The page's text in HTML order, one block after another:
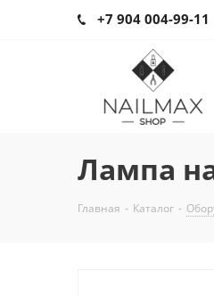
+7 904 004-99-11
Лампа
Главная - Каталог -